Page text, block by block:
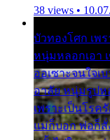
38 views •
บัวทองโศก เพ
หนุ่มหลอกเอา
ออเซาะจนใจเ
อาลัย หนุ่มรูปห
เพราะเป็นโรค
แม่ก็บอก พ่อก็สั่